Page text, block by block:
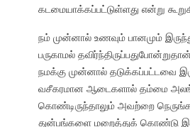
கடமையாக்கப்பட்டுள்ளது என்று
நம் முன்னால் உணவும் பானமும்
பருகாமல்
நமக்கு முன்னால் தடுக்கப்பட்டவை
வசீகரமான ஆடைகளால் தம்மை
கொண்டிருந்தாலும் அவற்றை
துன்பங்களை மறைத்துக் கொண்டு